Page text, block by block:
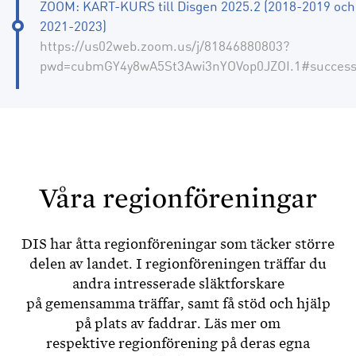
ZOOM: KART-KURS till Disgen 2025.2 (2018-2019 och
2021-2023)
https://us02web.zoom.us/j/81846880803?
pwd=cubmGY4y8wA5St3Awi3nYOVop0JZOI.1#success
Våra regionföreningar
DIS har åtta regionföreningar som täcker större
delen av landet. I regionföreningen träffar du
andra intresserade släktforskare
på gemensamma träffar, samt få stöd och hjälp
på plats av faddrar. Läs mer om
respektive regionförening på deras egna